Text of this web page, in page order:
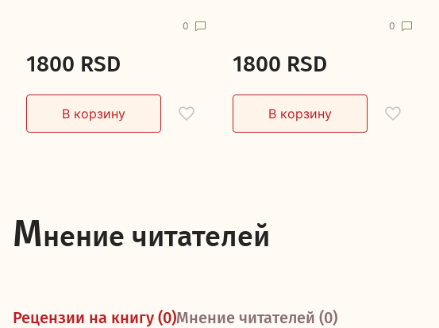
0
1800 RSD
0
1800 RSD
Мнение читателей
Рецензии на книгу (0)Мнение читателей (0)